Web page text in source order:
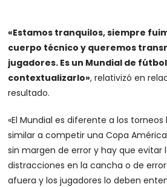
«Estamos tranquilos, siempre
cuerpo técnico y queremos
jugadores. Es un Mundial de
contextualizarlo», relativizó en
resultado.
«El Mundial es diferente a los
similar a competir una Copa
sin margen de error y hay que evitar
distracciones en la cancha o de
afuera y los jugadores lo deben